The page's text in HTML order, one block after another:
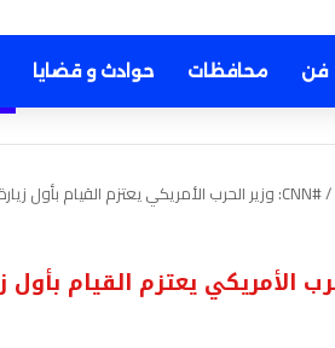
فن محافظات حوادث و قضايا
/#CNN: وزير الحرب الأمريكي يعتزم القيام بأول زيارة له إلى إسرائيل يوم الأربعاء